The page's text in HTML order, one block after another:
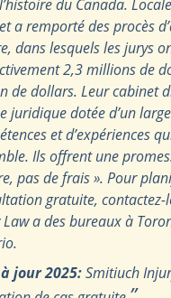
du Canada.
a remporté des procès
dans lesquels les jurys
2,3 millions de
de dollars. Leur cabinet
juridique dotée d’un
et d’expériences
Ils offrent une
pas de frais ». Pour
gratuite, contactez-
a des bureaux à
jour 2025:Smitiuch